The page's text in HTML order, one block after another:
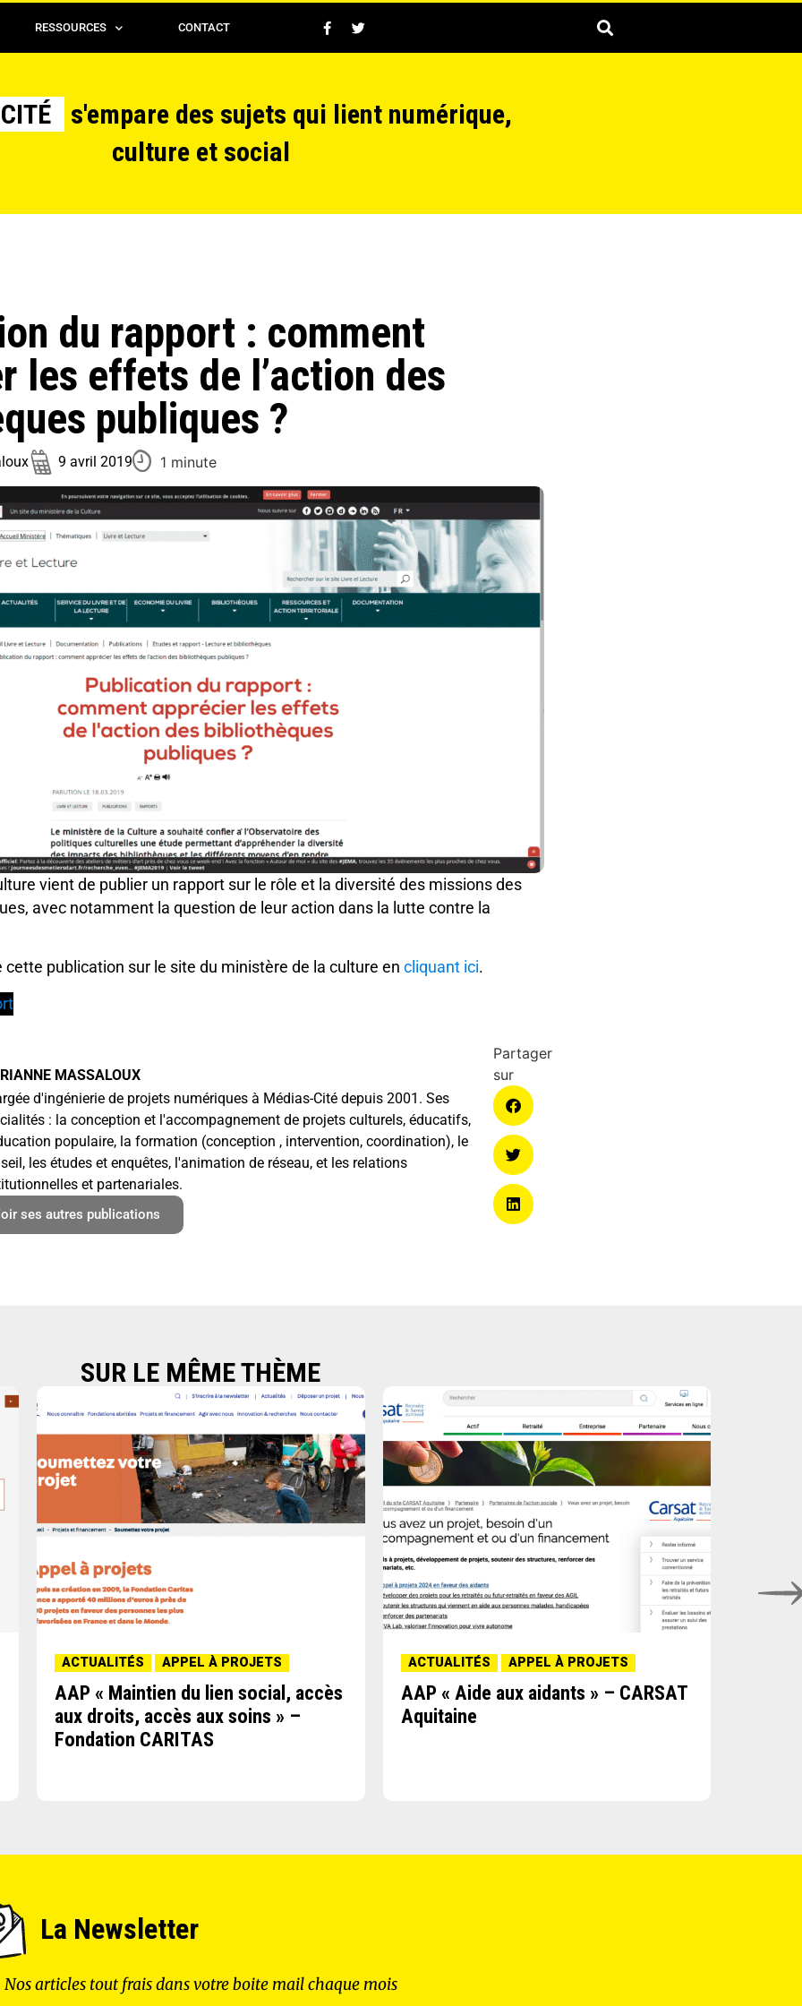
RESSOURCES CONTACT
s'empare des sujets qui lient numérique,
culture et social
du rapport : comment
les effets de l’action des
publiques ?
9 avril 2019 1 minute
vient de publier un rapport sur le rôle et la diversité des missions des
avec notamment la question de leur action dans la lutte contre la
cette publication sur le site du ministère de la culture en cliquant ici.
MASSALOUX
d'ingénierie de projets numériques à Médias-Cité depuis 2001. Ses
: la conception et l'accompagnement de projets culturels, éducatifs,
populaire, la formation (conception , intervention, coordination), le
les études et enquêtes, l'animation de réseau, et les relations
et partenariales.
ses autres publications
SUR LE MÊME THÈME
ACTUALITÉS APPEL À PROJETS
AAP « Maintien du lien social, accès
aux droits, accès aux soins » –
Fondation CARITAS
ACTUALITÉS APPEL À PROJETS
AAP « Aide aux aidants » – CARSAT
Aquitaine
La Newsletter
Nos articles tout frais dans votre boite mail chaque mois